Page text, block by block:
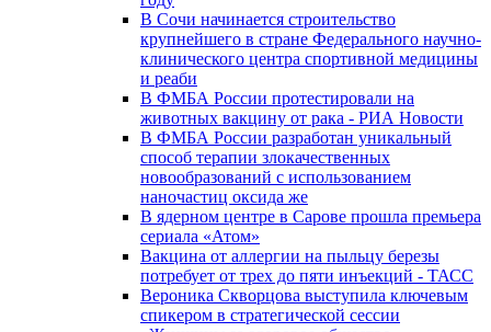
В Сочи начинается строительство
крупнейшего в стране Федерального научно-
клинического центра спортивной медицины
и реаби
В ФМБА России протестировали на
животных вакцину от рака - РИА Новости
В ФМБА России разработан уникальный
способ терапии злокачественных
новообразований с использованием
наночастиц оксида же
В ядерном центре в Сарове прошла премьера
сериала «Атом»
Вакцина от аллергии на пыльцу березы
потребует от трех до пяти инъекций - ТАСС
Вероника Скворцова выступила ключевым
спикером в стратегической сессии